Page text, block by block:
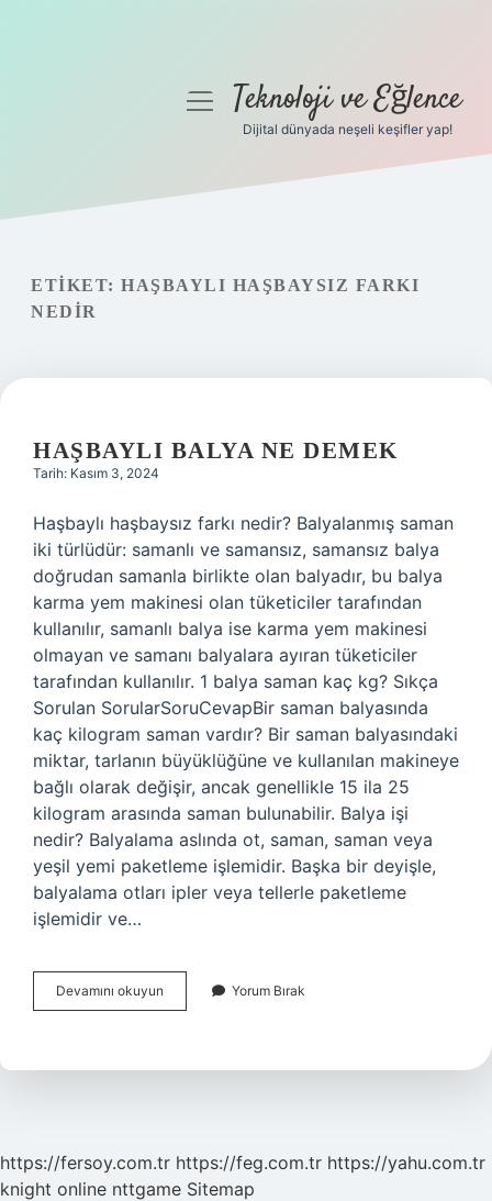
Gizlilik Politikası
Hakkımızda
menüyüTeknoloji ve Eğlence
Dijital dünyada neşeli keşifler yap!
ETIKET: HAŞBAYLI HAŞBAYSIZ FARKI
NEDIR
HAŞBAYLI BALYA NE DEMEK
Tarih: Kasım 3, 2024
Haşbaylı haşbaysız farkı nedir? Balyalanmış saman
iki türlüdür: samanlı ve samansız, samansız balya
doğrudan samanla birlikte olan balyadır, bu balya
karma yem makinesi olan tüketiciler tarafından
kullanılır, samanlı balya ise karma yem makinesi
olmayan ve samanı balyalara ayıran tüketiciler
tarafından kullanılır. 1 balya saman kaç kg? Sıkça
Sorulan SorularSoruCevapBir saman balyasında
kaç kilogram saman vardır? Bir saman balyasındaki
miktar, tarlanın büyüklüğüne ve kullanılan makineye
bağlı olarak değişir, ancak genellikle 15 ila 25
kilogram arasında saman bulunabilir. Balya işi
nedir? Balyalama aslında ot, saman, saman veya
yeşil yemi paketleme işlemidir. Başka bir deyişle,
balyalama otları ipler veya tellerle paketleme
işlemidir ve…
Devamını okuyun Haşbaylı
Balya
Yorum Bırak
https://fersoy.com.tr https://feg.com.tr https://yahu.com.tr
knight online nttgame Sitemap